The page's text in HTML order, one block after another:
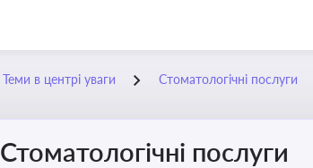
Теми в центрі уваги Стоматологічні послуги
Стоматологічні послуги